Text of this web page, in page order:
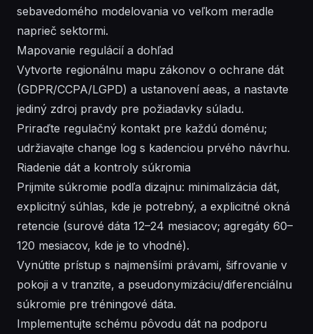
sebavedomého modelovania vo veľkom meradle
naprieč sektormi.
Mapovanie regulácií a dohľad
Vytvorte regionálnu mapu zákonov o ochrane dát
(GDPR/CCPA/LGPD) a ustanovení aeas, a nastavte
jediný zdroj pravdy pre požiadavky súladu.
Priraďte regulačný kontakt pre každú doménu;
udržiavajte change log s kadenciou prvého návrhu.
Riadenie dát a kontroly súkromia
Prijmite súkromie podľa dizajnu: minimalizácia dát,
explicitný súhlas, kde je potrebný, a explicitné okná
retencie (surové dáta 12–24 mesiacov; agregáty 60–
120 mesiacov, kde je to vhodné).
Vynútite prístup s najmenšími právami, šifrovanie v
pokoji a v tranzite, a pseudonymizáciu/diferenciálnu
súkromie pre tréningové dáta.
Implementujte schému pôvodu dát na podporu